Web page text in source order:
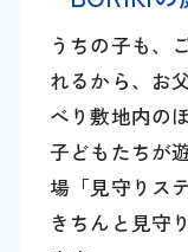
うちの子も、
れるから、お
べり敷地内の
子どもたちが
場「見守りス
きちんと見守